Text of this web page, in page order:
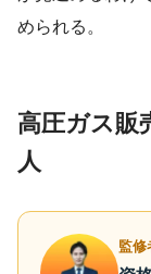
められる。
高圧ガス販
人
監修